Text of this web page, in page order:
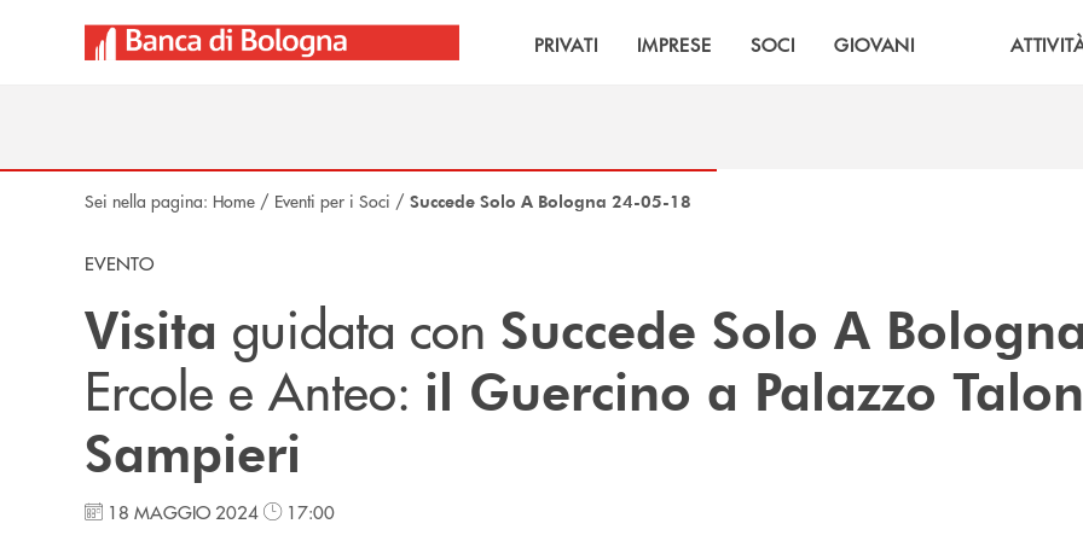
PRIVATI IMPRESE SOCI GIOVANI
Sei nella pagina: Home / Eventi per i Soci / Succede Solo A Bologna 24-05-18
EVENTO
Visita guidata con Succede Solo A Bologna
Ercole e Anteo: il Guercino a Palazzo Talon
Sampieri
18 MAGGIO 2024 17:00